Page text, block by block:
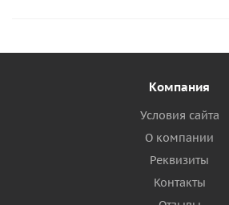
Компания
Условия сайта
О компании
Реквизиты
Контакты